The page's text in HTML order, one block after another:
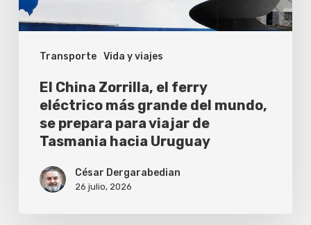
Transporte Vida y viajes
grande
del
mundo,
prepara
para
viajar
Tasmania
El China Zorrilla, el ferry
eléctrico más grande del mundo,
se prepara para viajar de
Tasmania hacia Uruguay
César Dergarabedian
26 julio, 2026